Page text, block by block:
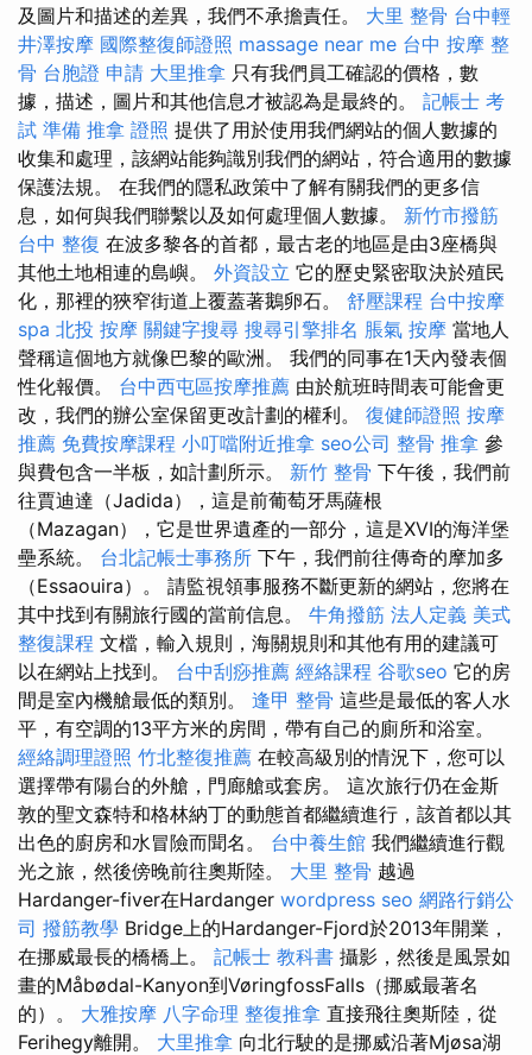
及圖片和描述的差異，我們不承擔責任。 大里 整骨 台中輕
井澤按摩 國際整復師證照 massage near me 台中 按摩 整
骨 台胞證 申請 大里推拿 只有我們員工確認的價格，數
據，描述，圖片和其他信息才被認為是最終的。 記帳士 考
試 準備 推拿 證照 提供了用於使用我們網站的個人數據的
收集和處理，該網站能夠識別我們的網站，符合適用的數據
保護法規。 在我們的隱私政策中了解有關我們的更多信
息，如何與我們聯繫以及如何處理個人數據。 新竹市撥筋
台中 整復 在波多黎各的首都，最古老的地區是由3座橋與
其他土地相連的島嶼。 外資設立 它的歷史緊密取決於殖民
化，那裡的狹窄街道上覆蓋著鵝卵石。 舒壓課程 台中按摩
spa 北投 按摩 關鍵字搜尋 搜尋引擎排名 脹氣 按摩 當地人
聲稱這個地方就像巴黎的歐洲。 我們的同事在1天內發表個
性化報價。 台中西屯區按摩推薦 由於航班時間表可能會更
改，我們的辦公室保留更改計劃的權利。 復健師證照 按摩
推薦 免費按摩課程 小叮噹附近推拿 seo公司 整骨 推拿 參
與費包含一半板，如計劃所示。 新竹 整骨 下午後，我們前
往賈迪達（Jadida），這是前葡萄牙馬薩根
（Mazagan），它是世界遺產的一部分，這是XVI的海洋堡
壘系統。 台北記帳士事務所 下午，我們前往傳奇的摩加多
（Essaouira）。 請監視領事服務不斷更新的網站，您將在
其中找到有關旅行國的當前信息。 牛角撥筋 法人定義 美式
整復課程 文檔，輸入規則，海關規則和其他有用的建議可
以在網站上找到。 台中刮痧推薦 經絡課程 谷歌seo 它的房
間是室內機艙最低的類別。 逢甲 整骨 這些是最低的客人水
平，有空調的13平方米的房間，帶有自己的廁所和浴室。
經絡調理證照 竹北整復推薦 在較高級別的情況下，您可以
選擇帶有陽台的外艙，門廊艙或套房。 這次旅行仍在金斯
敦的聖文森特和格林納丁的動態首都繼續進行，該首都以其
出色的廚房和水冒險而聞名。 台中養生館 我們繼續進行觀
光之旅，然後傍晚前往奧斯陸。 大里 整骨 越過
Hardanger-fiver在Hardanger wordpress seo 網路行銷公
司 撥筋教學 Bridge上的Hardanger-Fjord於2013年開業，
在挪威最長的橋橋上。 記帳士 教科書 攝影，然後是風景如
畫的Måbødal-Kanyon到VøringfossFalls（挪威最著名
的）。 大雅按摩 八字命理 整復推拿 直接飛往奧斯陸，從
Ferihegy離開。 大里推拿 向北行駛的是挪威沿著Mjøsa湖